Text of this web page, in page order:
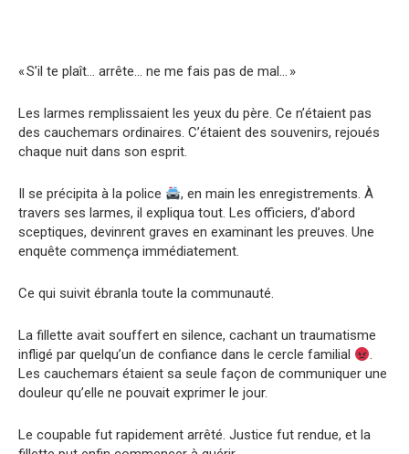
« S’il te plaît… arrête… ne me fais pas de mal… »
Les larmes remplissaient les yeux du père. Ce n’étaient pas
des cauchemars ordinaires. C’étaient des souvenirs, rejoués
chaque nuit dans son esprit.
Il se précipita à la police
, en main les enregistrements. À
travers ses larmes, il expliqua tout. Les officiers, d’abord
sceptiques, devinrent graves en examinant les preuves. Une
enquête commença immédiatement.
Ce qui suivit ébranla toute la communauté.
La fillette avait souffert en silence, cachant un traumatisme
infligé par quelqu’un de confiance dans le cercle familial
.
Les cauchemars étaient sa seule façon de communiquer une
douleur qu’elle ne pouvait exprimer le jour.
Le coupable fut rapidement arrêté. Justice fut rendue, et la